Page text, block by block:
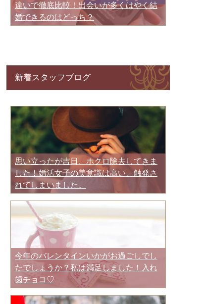
違いで徹底比較！出会いが多くはやく結
婚できるのはどっち？
新着スタッフブログ
思い立ったが吉日、ホクロ除去してきま
した！婚活女子の美意識は高い、触発さ
れてしまいました。
今年のバレンタインいかがお過ごしでし
たでしょうか？私は満足しました！入れ
歯チョコ♡